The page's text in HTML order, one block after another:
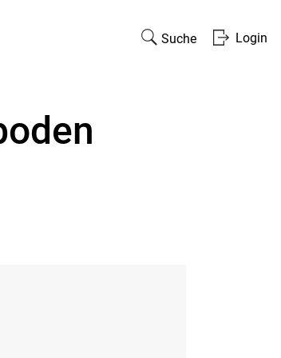
Suche Login